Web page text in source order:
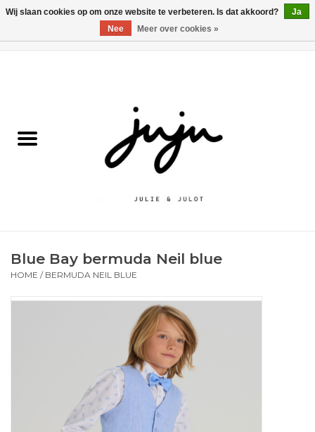
Kledij jongens
Schoenen
Accessoires
Cadeaubonnen
Blue Bay bermuda Neil blue
HOME / BERMUDA NEIL BLUE
Wij slaan cookies op om onze website te verbeteren. Is dat akkoord?
Ja
Nee
Meer over cookies »